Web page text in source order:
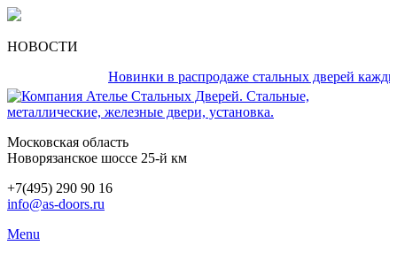
НОВОСТИ
Новинки в распродаже стальных дверей каждый
Московская область
Новорязанское шоссе 25-й км
+7(495) 290 90 16
info@as-doors.ru
Menu